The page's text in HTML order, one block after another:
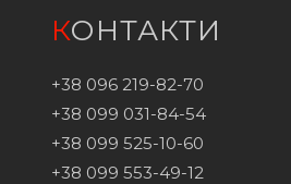
КОНТАКТИ
+38 096 219-82-70
+38 099 031-84-54
+38 099 525-10-60
+38 099 553-49-12